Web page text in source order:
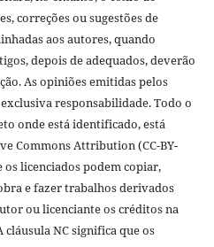
correções ou sugestões de
aos autores, quando
depois de adequados, deverão
As opiniões emitidas pelos
responsabilidade. Todo o
onde está identificado, está
Commons Attribution (CC-BY-
os licenciados podem copiar,
e fazer trabalhos derivados
ou licenciante os créditos na
NC significa que os